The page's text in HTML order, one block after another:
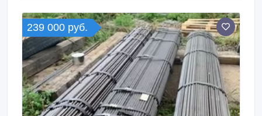
мм, ГОСТ 7417-75, остаток: 3, 18 т, цена: 315000
руб.
239 000 руб.